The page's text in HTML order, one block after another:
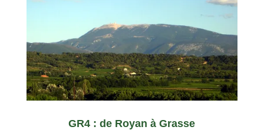
GR4 : de Royan à Grasse